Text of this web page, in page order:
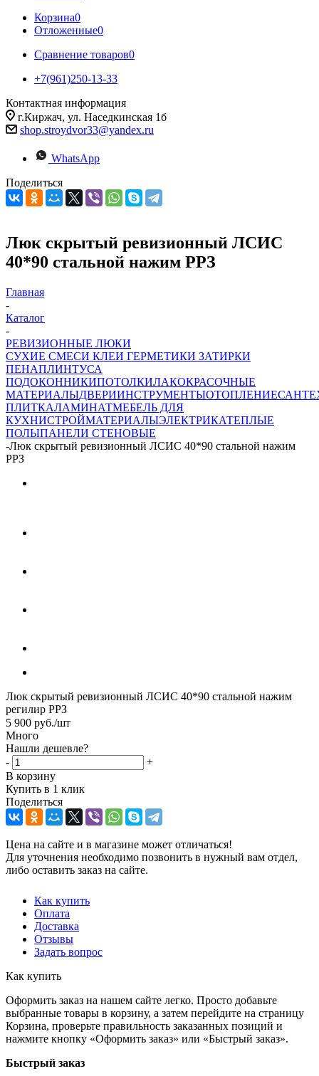
Корзина0
Отложенные0
Сравнение товаров0
+7(961)250-13-33
Контактная информация
г.Киржач, ул. Наседкинская 1б
shop.stroydvor33@yandex.ru
WhatsApp
Поделиться
Люк скрытый ревизионный ЛСИС
40*90 стальной нажим РРЗ
Главная
-
Каталог
-
РЕВИЗИОННЫЕ ЛЮКИ
СУХИЕ СМЕСИ КЛЕИ ГЕРМЕТИКИ ЗАТИРКИ
ПЕНАПЛИНТУСА
ПОДОКОННИКИПОТОЛКИЛАКОКРАСОЧНЫЕ
МАТЕРИАЛЫДВЕРИИНСТРУМЕНТЫОТОПЛЕНИЕ
ПЛИТКАЛАМИНАТМЕБЕЛЬ ДЛЯ
КУХНИСТРОЙМАТЕРИАЛЫЭЛЕКТРИКАТЕПЛЫЕ
ПОЛЫПАНЕЛИ СТЕНОВЫЕ
-Люк скрытый ревизионный ЛСИС 40*90 стальной нажим
РРЗ
Люк скрытый ревизионный ЛСИС 40*90 стальной нажим
регилир РРЗ
5 900 руб./шт
Много
Нашли дешевле?
-
+
В корзину
Купить в 1 клик
Поделиться
Цена на сайте и в магазине может отличаться!
Для уточнения необходимо позвонить в нужный вам отдел,
либо оставить заказ на сайте.
Как купить
Оплата
Доставка
Отзывы
Задать вопрос
Как купить
Оформить заказ на нашем сайте легко. Просто добавьте
выбранные товары в корзину, а затем перейдите на страницу
Корзина, проверьте правильность заказанных позиций и
нажмите кнопку «Оформить заказ» или «Быстрый заказ».
Быстрый заказ